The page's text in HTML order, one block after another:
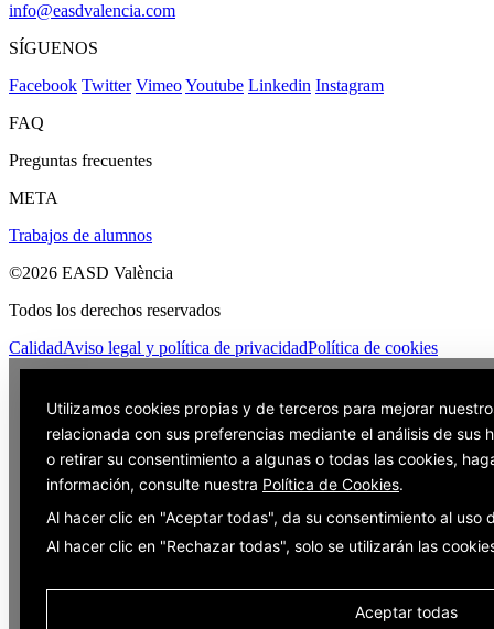
info@easdvalencia.com
SÍGUENOS
Facebook Twitter VimeoYoutube Linkedin Instagram
FAQ
Preguntas frecuentes
META
Trabajos de alumnos
©2026 EASD València
Todos los derechos reservados
CalidadAviso legal y política de privacidadPolítica de cookies
Utilizamos cookies propias y de terceros para mejorar
relacionada con sus preferencias mediante el análisis de sus
o retirar su consentimiento a algunas o todas las cookies,
información, consulte nuestra Política de Cookies.
Al hacer clic en "Aceptar todas", da su consentimiento al uso
Al hacer clic en "Rechazar todas", solo se utilizarán las
Aceptar todas